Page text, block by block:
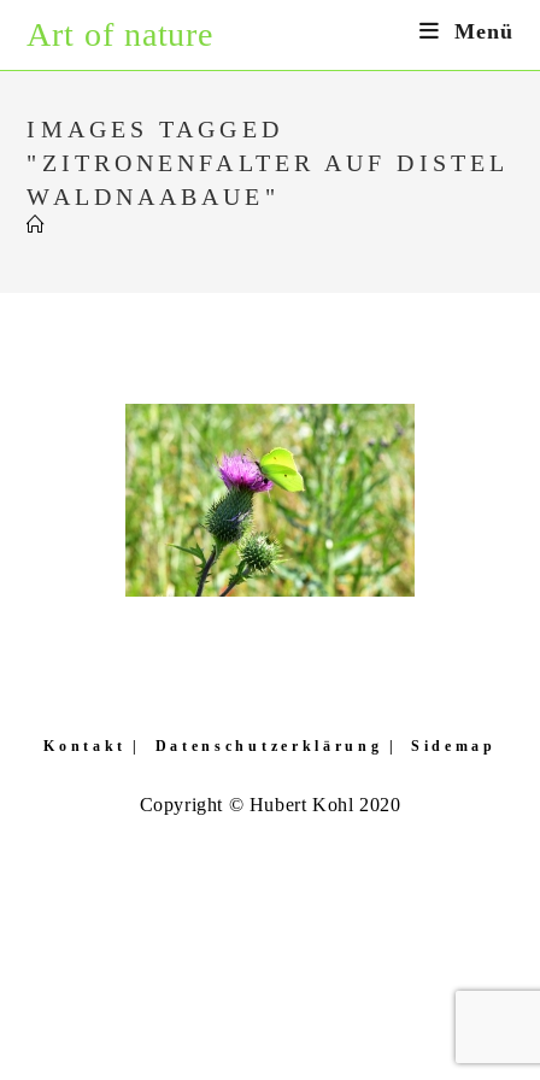
Inhalt
springen
Art of nature Menü
IMAGES TAGGED
"ZITRONENFALTER AUF DISTEL
WALDNAABAUE"
Kontakt Datenschutzerklärung Sidemap
Copyright © Hubert Kohl 2020